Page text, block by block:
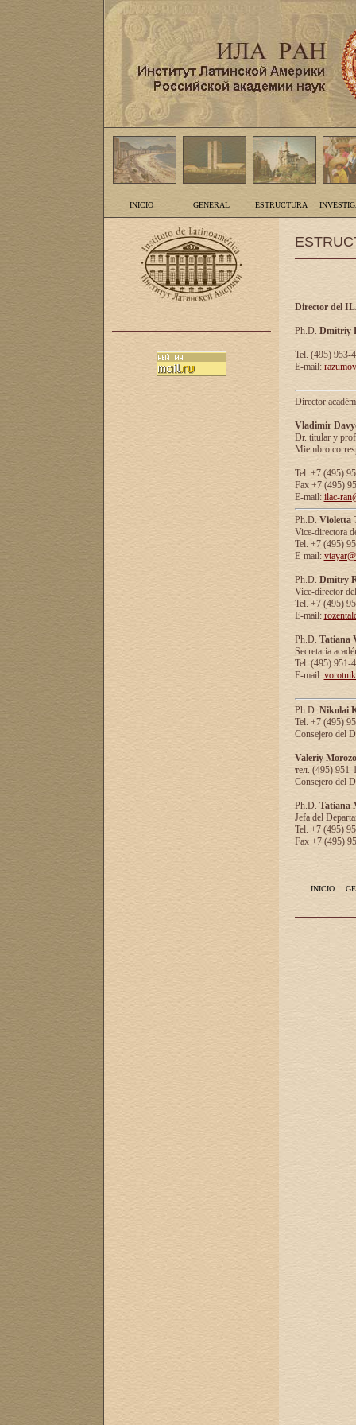
INICIO GENERAL ESTRUCTURA
Director del
Ph.D. Dmitriy
Tel. (495) 953-
E-mail:
Director
Vladimir
Dr. titular y
Miembro
Tel. +7 (495)
Fax +7 (495)
E-mail: ilac-
Ph.D. Violetta
Vice-directora
Tel. +7 (495)
E-mail:
Ph.D. Dmitry
Vice-director
Tel. +7 (495)
E-mail:
Ph.D. Tatiana
Secretaria
Tel. (495) 951-
E-mail:
Ph.D. Nikolai
Tel. +7 (495)
Consejero del
Valeriy
тел. (495) 951-
Consejero del
Ph.D. Tatiana
Jefa del
Tel. +7 (495)
Fax +7 (495)
INICIO